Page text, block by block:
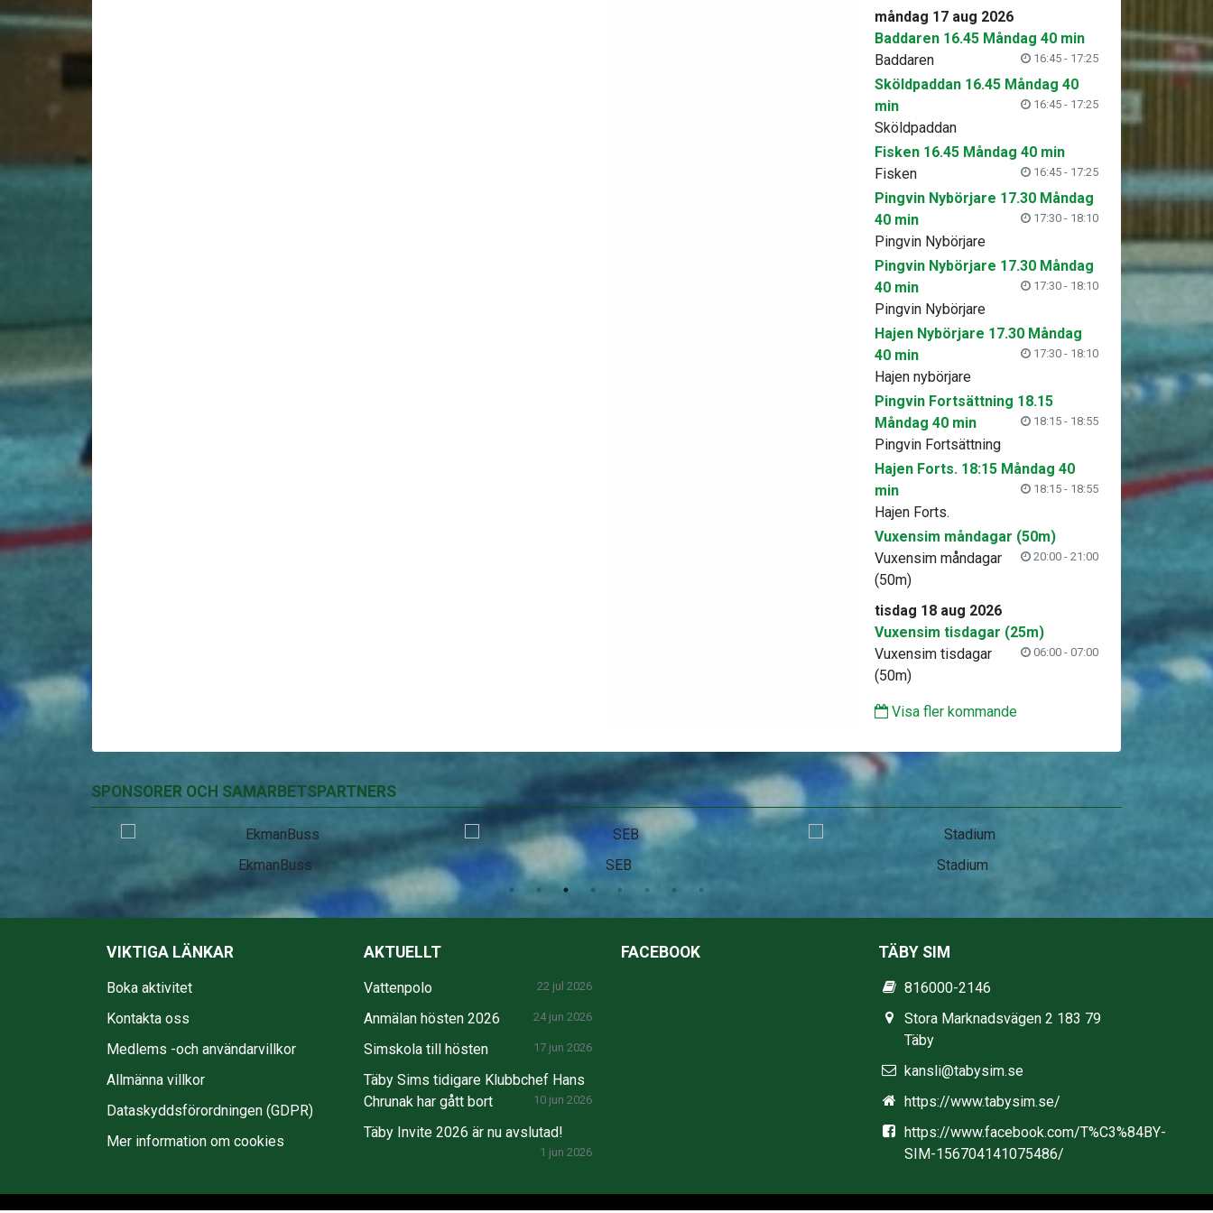
måndag 17 aug 2026
Baddaren 16.45 Måndag 40 min
16:45 - 17:25
Baddaren
Sköldpaddan 16.45 Måndag 40
min
16:45 - 17:25
Sköldpaddan
Fisken 16.45 Måndag 40 min
16:45 - 17:25
Fisken
Pingvin Nybörjare 17.30 Måndag
40 min
17:30 - 18:10
Pingvin Nybörjare
Pingvin Nybörjare 17.30 Måndag
40 min
17:30 - 18:10
Pingvin Nybörjare
Hajen Nybörjare 17.30 Måndag
40 min
17:30 - 18:10
Hajen nybörjare
Pingvin Fortsättning 18.15
Måndag 40 min
18:15 - 18:55
Pingvin Fortsättning
Hajen Forts. 18:15 Måndag 40
min
18:15 - 18:55
Hajen Forts.
Vuxensim måndagar (50m)
20:00 - 21:00
Vuxensim måndagar
(50m)
tisdag 18 aug 2026
Vuxensim tisdagar (25m)
06:00 - 07:00
Vuxensim tisdagar
(50m)
Visa fler kommande
SPONSORER OCH SAMARBETSPARTNERS
EkmanBuss SEB Stadium
VIKTIGA LÄNKAR
Boka aktivitet
Kontakta oss
Medlems -och användarvillkor
Allmänna villkor
Dataskyddsförordningen (GDPR)
Mer information om cookies
AKTUELLT
Vattenpolo 22 jul 2026
Anmälan hösten 2026 24 jun 2026
Simskola till hösten 17 jun 2026
Täby Sims tidigare Klubbchef Hans
Chrunak har gått bort
10 jun 2026
Täby Invite 2026 är nu avslutad!
1 jun 2026
FACEBOOK TÄBY SIM
816000-2146
Stora Marknadsvägen 2 183 79
Täby
kansli@tabysim.se
https://www.tabysim.se/
https://www.facebook.com/T%C3%84BY-
SIM-156704141075486/